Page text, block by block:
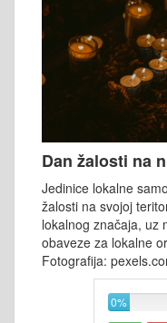
Dan žalosti na
Jedinice lokalne
žalosti na svojoj
lokalnog značaja, uz
obaveze za lokalne
Fotografija:
0%